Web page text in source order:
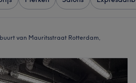
van Mauritsstraat Rotterdam,